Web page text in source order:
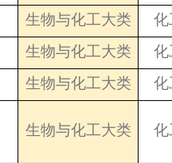
生物与化工大类
化
生物与化工大类
化
生物与化工大类
化
生物与化工大类 化